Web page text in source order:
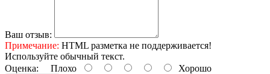
Ваш отзыв:
Примечание: HTML разметка не поддерживается!
Используйте обычный текст.
Оценка: Плохо Хорошо